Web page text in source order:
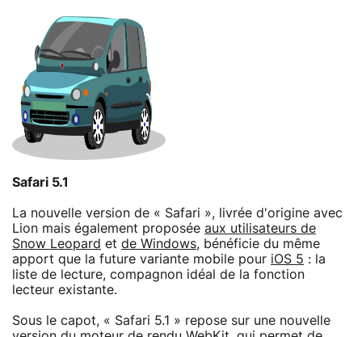
Safari 5.1
La nouvelle version de « Safari », livrée d'origine avec
Lion mais également proposée aux utilisateurs de
Snow Leopard et de Windows, bénéficie du même
apport que la future variante mobile pour iOS 5 : la
liste de lecture, compagnon idéal de la fonction
lecteur existante.
Sous le capot, « Safari 5.1 » repose sur une nouvelle